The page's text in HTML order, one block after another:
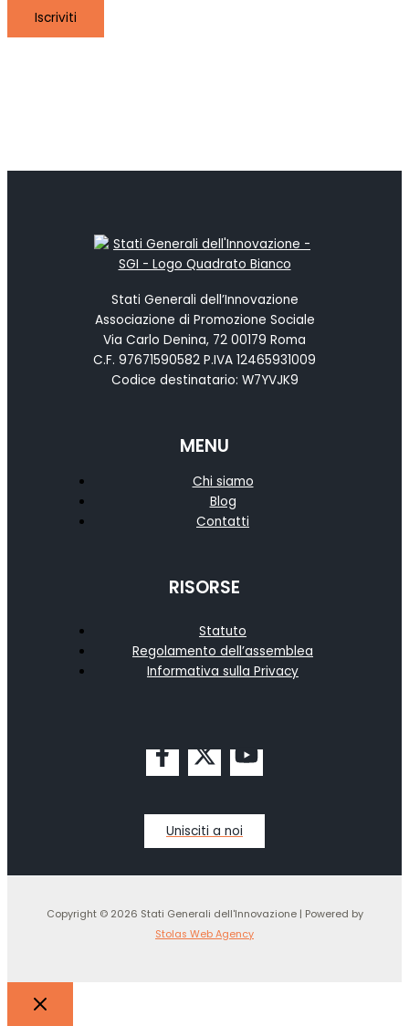
Iscriviti
Stati Generali dell’Innovazione
Associazione di Promozione Sociale
Via Carlo Denina, 72 00179 Roma
C.F. 97671590582 P.IVA 12465931009
Codice destinatario: W7YVJK9
MENU
Chi siamo
Blog
Contatti
RISORSE
Statuto
Regolamento dell’assemblea
Informativa sulla Privacy
Unisciti a noi
Copyright © 2026 Stati Generali dell'Innovazione | Powered by
Stolas Web Agency